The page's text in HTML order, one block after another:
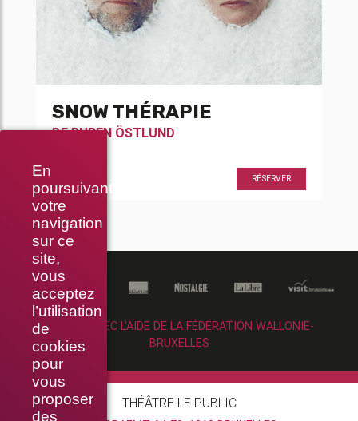
En
poursuivant
votre
navigation
sur ce
site,
vous
acceptez
l’utilisation
de
cookies
pour
vous
proposer
des
SNOW THÉRAPIE
DERUBEN ÖSTLUND
RÉSERVER
RÉALISÉ AVEC L’AIDE DE LA FÉDÉRATION WALLONIE-
BRUXELLES
THÉÂTRE LE PUBLIC